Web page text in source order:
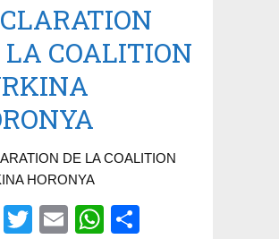
LA COALITION
DE LA COALITION
HORONYA
Facebook
Twitter
EmailWhatsApp